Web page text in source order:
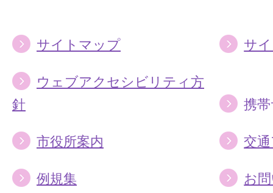
サイトマップ サ
ウェブアクセシビリティ方
針
携
市役所案内 交
例規集 お